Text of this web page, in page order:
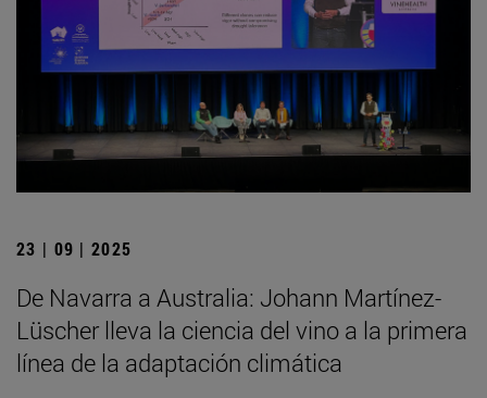
23 | 09 | 2025
De Navarra a Australia: Johann Martínez-
Lüscher lleva la ciencia del vino a la primera
línea de la adaptación climática